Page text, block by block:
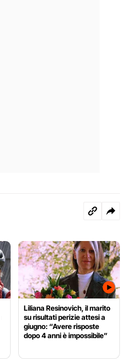
Liliana Resinovich, il marito
su risultati perizie attesi a
giugno: “Avere risposte
dopo 4 anni è impossibile”